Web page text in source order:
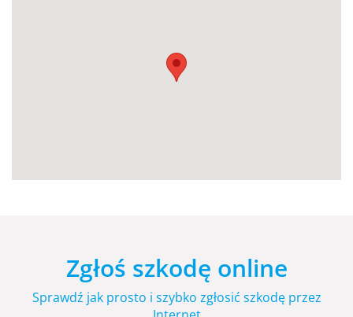
Zgłoś szkodę online
Sprawdź jak prosto i szybko zgłosić szkodę przez